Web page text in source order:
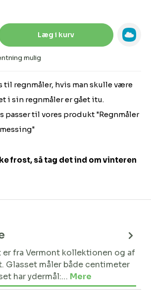
til regnmåler, hvis man skulle være
i sin regnmåler er gået itu.
passer til vores produkt "Regnmåler
frost, så tag det ind om vinteren
mulig
Indtast den
Læg i kurv
er fra Vermont kollektionen og af
Glasset måler både centimeter
har ydermål:… Mere